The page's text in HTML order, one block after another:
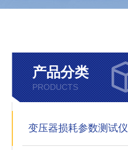
产品分类
PRODUCTS
变压器损耗参数测试仪